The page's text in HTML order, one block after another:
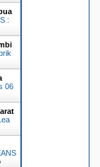
:
06